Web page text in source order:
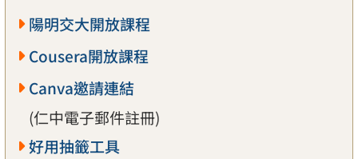
陽明交大開放課程
Cousera開放課程
Canva邀請連結
(仁中電子郵件註冊)
好用抽籤工具